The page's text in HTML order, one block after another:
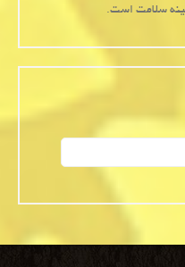
سلامت است.